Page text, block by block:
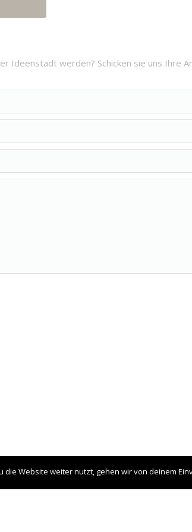
Ideenstadt werden? Schicken sie uns Ihre
die Website weiter nutzt, gehen wir von deinem